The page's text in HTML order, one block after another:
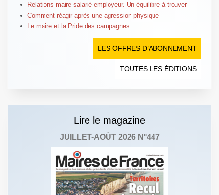
Relations maire salarié-employeur. Un équilibre à trouver
Comment réagir après une agression physique
Le maire et la Pride des campagnes
LES OFFRES D’ABONNEMENT
TOUTES LES ÉDITIONS
Lire le magazine
JUILLET-AOÛT 2026 N°447